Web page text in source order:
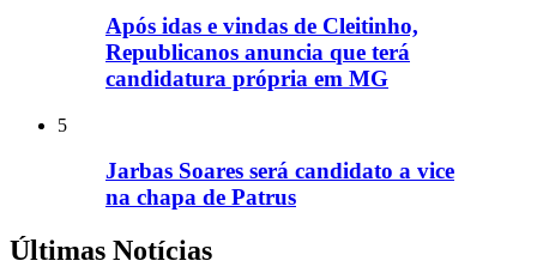
Após idas e vindas de Cleitinho,
Republicanos anuncia que terá
candidatura própria em MG
5
Jarbas Soares será candidato a vice
na chapa de Patrus
Últimas Notícias